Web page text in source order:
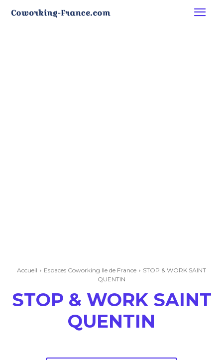
Accueil Espaces Coworking Ile de France
STOP & WORK SAINT
QUENTIN
STOP & WORK SAINT
QUENTIN